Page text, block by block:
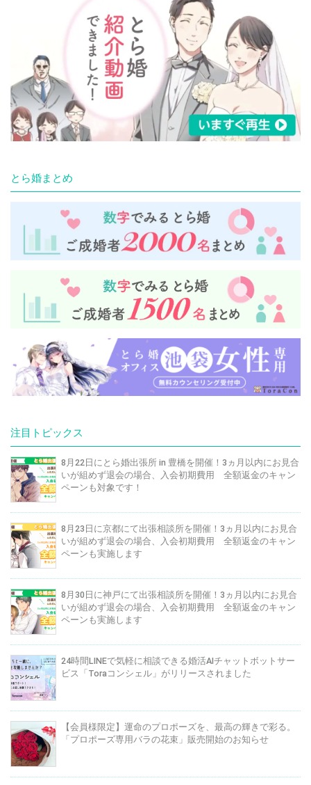
とら婚まとめ
注目トピックス
8月22日にとら婚出張所 in 豊橋を開催！3ヵ月以内にお見合
いが組めず退会の場合、入会初期費用 全額返金のキャン
ペーンも対象です！
8月23日に京都にて出張相談所を開催！3ヵ月以内にお見合
いが組めず退会の場合、入会初期費用 全額返金のキャン
ペーンも実施します
8月30日に神戸にて出張相談所を開催！3ヵ月以内にお見合
いが組めず退会の場合、入会初期費用 全額返金のキャン
ペーンも実施します
24時間LINEで気軽に相談できる婚活AIチャットボットサー
ビス「Toraコンシェル」がリリースされました
【会員様限定】運命のプロポーズを、最高の輝きで彩る。
「プロポーズ専用バラの花束」販売開始のお知らせ